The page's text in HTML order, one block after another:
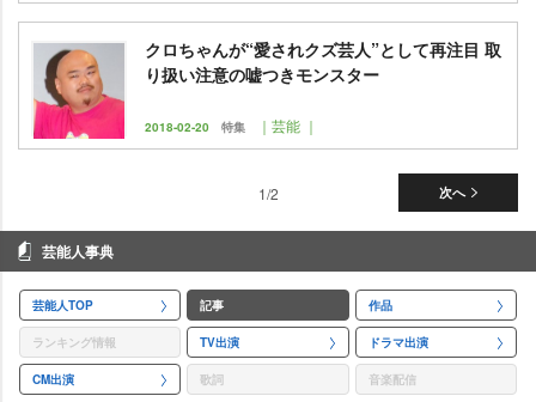
クロちゃんが“愛されクズ芸人”として再注目 取
り扱い注意の嘘つきモンスター
2018-02-20 特集 ｜芸能 ｜
次へ
1/2
芸能人事典
芸能人TOP 記事 作品
ランキング情報 TV出演 ドラマ出演
CM出演 歌詞 音楽配信